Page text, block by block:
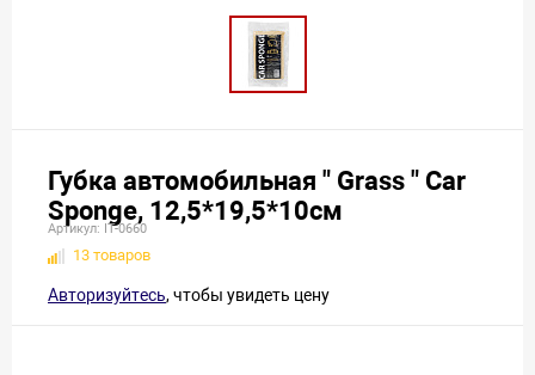
Губка автомобильная " Grass " Car
Sponge, 12,5*19,5*10см
Артикул: IT-0660
13 товаров
Авторизуйтесь, чтобы увидеть цену